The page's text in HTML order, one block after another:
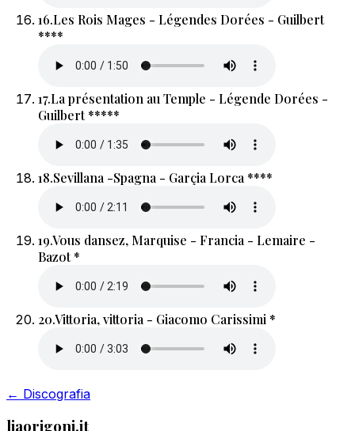
16.Les Rois Mages - Légendes Dorées - Guilbert
****
17.La présentation au Temple - Légende Dorées -
Guilbert *****
18.Sevillana -Spagna - Garçia Lorca ****
19.Vous dansez, Marquise - Francia - Lemaire -
Bazot *
20.Vittoria, vittoria - Giacomo Carissimi *
← Discografia
liaorigoni.it